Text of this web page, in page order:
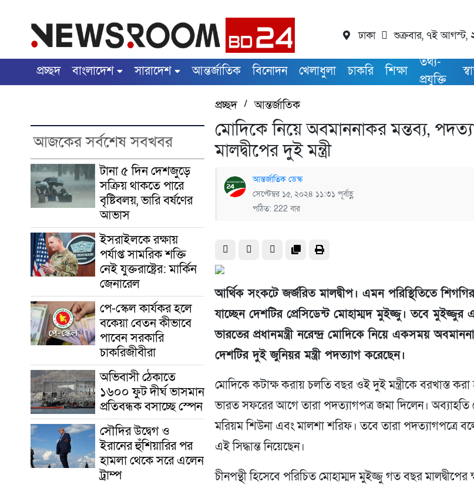
ঢাকা শুক্রবার, ৭ই আগস্ট,
প্রচ্ছদ বাংলাদেশ সারাদেশ আন্তর্জাতিক বিনোদন খেলাধুলা চাকরি শিক্ষা
তথ্য-
প্রযুক্তি
আজকের সর্বশেষ সবখবর
টানা ৫ দিন দেশজুড়ে
সক্রিয় থাকতে পারে
বৃষ্টিবলয়, ভারি বর্ষণের
আভাস
ইসরাইলকে রক্ষায়
পর্যাপ্ত সামরিক শক্তি
নেই যুক্তরাষ্ট্রের: মার্কিন
জেনারেল
পে-স্কেল কার্যকর হলে
বকেয়া বেতন কীভাবে
পাবেন সরকারি
চাকরিজীবীরা
অভিবাসী ঠেকাতে
১৬০০ ফুট দীর্ঘ ভাসমান
প্রতিবন্ধক বসাচ্ছে স্পেন
সৌদির উদ্বেগ ও
ইরানের হুঁশিয়ারির পর
হামলা থেকে সরে এলেন
ট্রাম্প
প্রচ্ছদ/আন্তর্জাতিক
মোদিকে নিয়ে অবমাননাকর মন্তব্য,
মালদ্বীপের দুই মন্ত্রী
আন্তর্জাতিক ডেস্ক
সেপ্টেম্বর ১৫, ২০২৪ ১১:৩১ পূর্বাহ্ণ
পঠিত: 222 বার
আর্থিক সংকটে জর্জরিত মালদ্বীপ। এমন পরিস্থিতিতে
যাচ্ছেন দেশটির প্রেসিডেন্ট মোহাম্মদ মুইজ্জু। তবে
ভারতের প্রধানমন্ত্রী নরেন্দ্র মোদিকে নিয়ে একসময়
দেশটির দুই জুনিয়র মন্ত্রী পদত্যাগ করেছেন।
মোদিকে কটাক্ষ করায় চলতি বছর ওই দুই মন্ত্রীকে বরখাস্ত
ভারত সফরের আগে তারা পদত্যাগপত্র জমা দিলেন। অব্যাহতি
মরিয়ম শিউনা এবং মালশা শরিফ। তবে তারা পদত্যাগপত্রে
এই সিদ্ধান্ত নিয়েছেন।
চীনপন্থী হিসেবে পরিচিত মোহাম্মদ মুইজ্জু গত বছর